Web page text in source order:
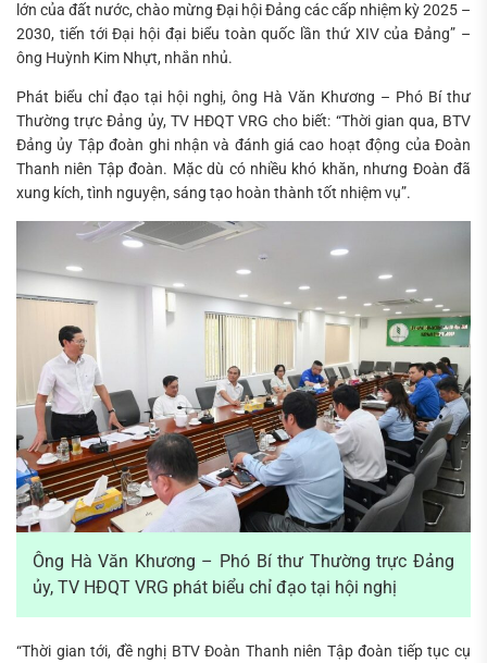
lớn của đất nước, chào mừng Đại hội Đảng các cấp nhiệm kỳ 2025 –
2030, tiến tới Đại hội đại biểu toàn quốc lần thứ XIV của Đảng” –
ông Huỳnh Kim Nhựt, nhắn nhủ.
Phát biểu chỉ đạo tại hội nghị, ông Hà Văn Khương – Phó Bí thư
Thường trực Đảng ủy, TV HĐQT VRG cho biết: “Thời gian qua, BTV
Đảng ủy Tập đoàn ghi nhận và đánh giá cao hoạt động của Đoàn
Thanh niên Tập đoàn. Mặc dù có nhiều khó khăn, nhưng Đoàn đã
xung kích, tình nguyện, sáng tạo hoàn thành tốt nhiệm vụ”.
Ông Hà Văn Khương – Phó Bí thư Thường trực Đảng
ủy, TV HĐQT VRG phát biểu chỉ đạo tại hội nghị
“Thời gian tới, đề nghị BTV Đoàn Thanh niên Tập đoàn tiếp tục cụ